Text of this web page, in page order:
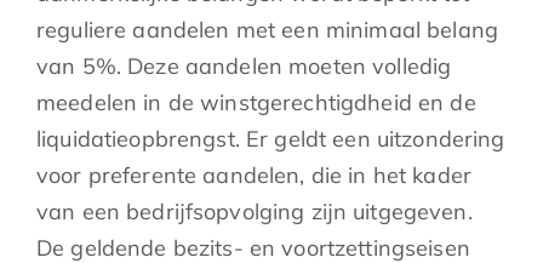
reguliere aandelen met een minimaal belang
van 5%. Deze aandelen moeten volledig
meedelen in de winstgerechtigdheid en de
liquidatieopbrengst. Er geldt een uitzondering
voor preferente aandelen, die in het kader
van een bedrijfsopvolging zijn uitgegeven.
De geldende bezits- en voortzettingseisen